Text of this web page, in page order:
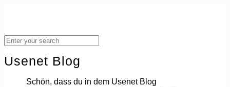
Usenet Blog
Schön, dass du in dem Usenet Blog